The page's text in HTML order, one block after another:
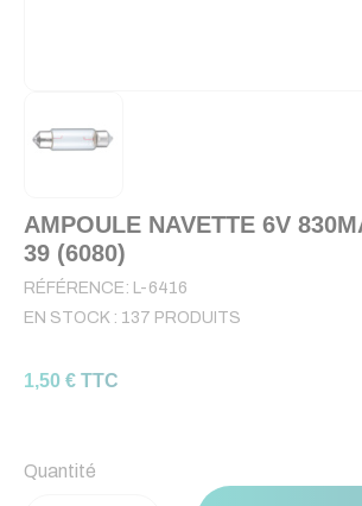
AMPOULE NAVETTE 6V
39 (6080)
RÉFÉRENCE: L-6416
EN STOCK : 137 PRODUITS
1,50 € TTC
Quantité